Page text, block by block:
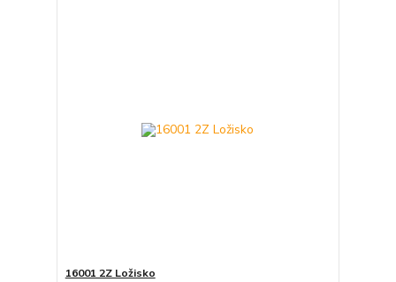
16001 2Z Ložisko